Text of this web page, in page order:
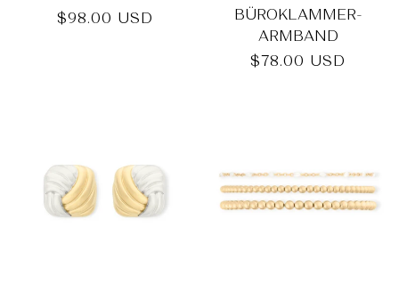
Normaler
$98.00 USD
BÜROKLAMMER-
ARMBAND
Normaler
$78.00 USD